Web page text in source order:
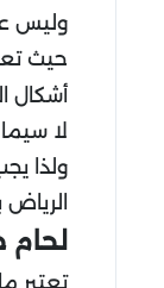
وليس
حيث
أشكال
لا
ولذا
لحام
تعتبر